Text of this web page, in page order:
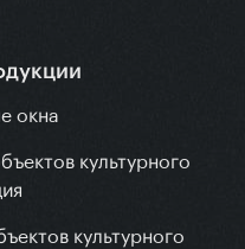
окна
культурного
культурного